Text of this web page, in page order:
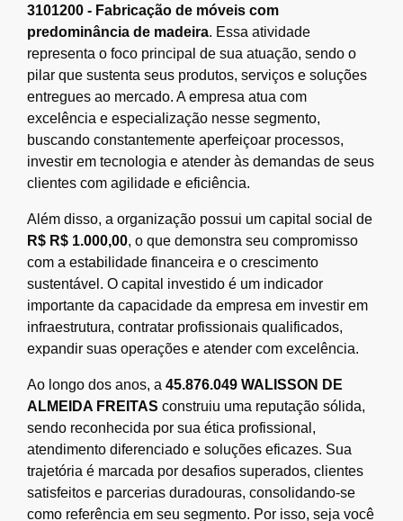
3101200 - Fabricação de móveis com
predominância de madeira. Essa atividade
representa o foco principal de sua atuação, sendo o
pilar que sustenta seus produtos, serviços e soluções
entregues ao mercado. A empresa atua com
excelência e especialização nesse segmento,
buscando constantemente aperfeiçoar processos,
investir em tecnologia e atender às demandas de seus
clientes com agilidade e eficiência.
Além disso, a organização possui um capital social de
R$ R$ 1.000,00, o que demonstra seu compromisso
com a estabilidade financeira e o crescimento
sustentável. O capital investido é um indicador
importante da capacidade da empresa em investir em
infraestrutura, contratar profissionais qualificados,
expandir suas operações e atender com excelência.
Ao longo dos anos, a 45.876.049 WALISSON DE
ALMEIDA FREITAS construiu uma reputação sólida,
sendo reconhecida por sua ética profissional,
atendimento diferenciado e soluções eficazes. Sua
trajetória é marcada por desafios superados, clientes
satisfeitos e parcerias duradouras, consolidando-se
como referência em seu segmento. Por isso, seja você